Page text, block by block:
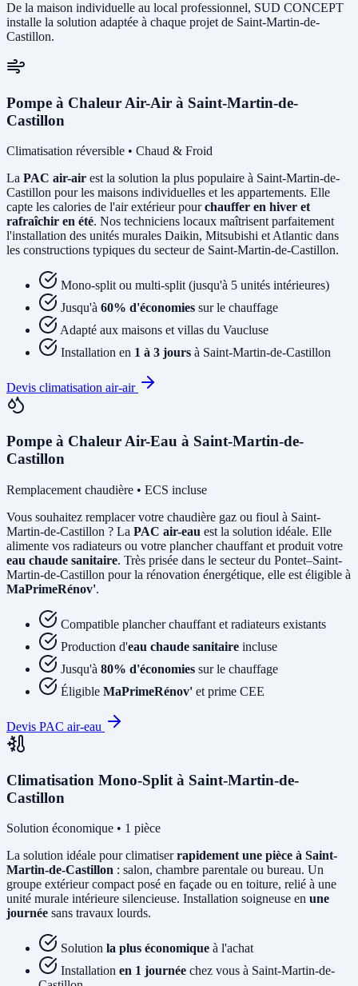
De la maison individuelle au local professionnel, SUD CONCEPT
installe la solution adaptée à chaque projet de Saint-Martin-de-
Castillon.
Pompe à Chaleur Air-Air à Saint-Martin-de-
Castillon
Climatisation réversible • Chaud & Froid
La PAC air-air est la solution la plus populaire à Saint-Martin-de-
Castillon pour les maisons individuelles et les appartements. Elle
capte les calories de l'air extérieur pourchauffer en hiver et
rafraîchir en été. Nos techniciens locaux maîtrisent parfaitement
l'installation des unités murales Daikin, Mitsubishi et Atlantic dans
les constructions typiques du secteur de Saint-Martin-de-Castillon.
Mono-split ou multi-split (jusqu'à 5 unités intérieures)
Jusqu'à 60% d'économies sur le chauffage
Adapté aux maisons et villas du Vaucluse
Installation en 1 à 3 jours à Saint-Martin-de-Castillon
Devis climatisation air-air
Pompe à Chaleur Air-Eau à Saint-Martin-de-
Castillon
Remplacement chaudière • ECS incluse
Vous souhaitez remplacer votre chaudière gaz ou fioul à Saint-
Martin-de-Castillon ? La PAC air-eau est la solution idéale. Elle
alimente vos radiateurs ou votre plancher chauffant et produit votre
eau chaude sanitaire. Très prisée dans le secteur du Pontet–Saint-
Martin-de-Castillon pour la rénovation énergétique, elle est éligible à
MaPrimeRénov'.
Compatible plancher chauffant et radiateurs existants
Production d'eau chaude sanitaire incluse
Jusqu'à 80% d'économies sur le chauffage
Éligible MaPrimeRénov' et prime CEE
Devis PAC air-eau
Climatisation Mono-Split à Saint-Martin-de-
Castillon
Solution économique • 1 pièce
La solution idéale pour climatiserrapidement une pièce à Saint-
Martin-de-Castillon : salon, chambre parentale ou bureau. Un
groupe extérieur compact posé en façade ou en toiture, relié à une
unité murale intérieure silencieuse. Installation soigneuse en une
journée sans travaux lourds.
Solution la plus économique à l'achat
Installation en 1 journée chez vous à Saint-Martin-de-